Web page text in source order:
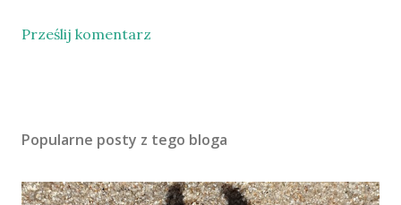
Prześlij komentarz
Popularne posty z tego bloga